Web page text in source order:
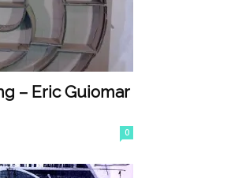
– Eric Guiomar
0